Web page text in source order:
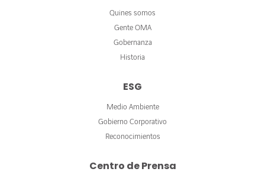
Quines somos
Gente OMA
Gobernanza
Historia
ESG
Medio Ambiente
Gobierno Corporativo
Reconocimientos
Centro de Prensa